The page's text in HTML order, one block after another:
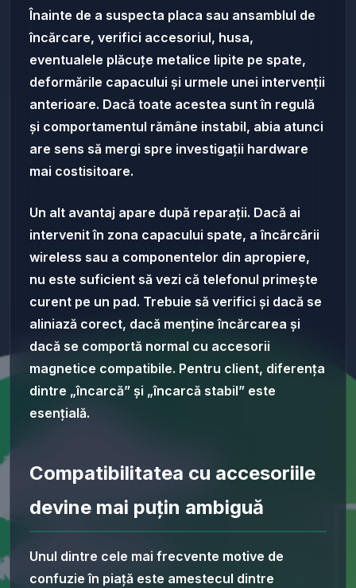
Înainte de a suspecta placa sau ansamblul de
încărcare, verifici accesoriul, husa,
eventualele plăcuțe metalice lipite pe spate,
deformările capacului și urmele unei intervenții
anterioare. Dacă toate acestea sunt în regulă
și comportamentul rămâne instabil, abia atunci
are sens să mergi spre investigații hardware
mai costisitoare.
Un alt avantaj apare după reparații. Dacă ai
intervenit în zona capacului spate, a încărcării
wireless sau a componentelor din apropiere,
nu este suficient să vezi că telefonul primește
curent pe un pad. Trebuie să verifici și dacă se
aliniază corect, dacă menține încărcarea și
dacă se comportă normal cu accesorii
magnetice compatibile. Pentru client, diferența
dintre „încarcă” și „încarcă stabil” este
esențială.
Compatibilitatea cu accesoriile
devine mai puțin ambiguă
Unul dintre cele mai frecvente motive de
confuzie în piață este amestecul dintre